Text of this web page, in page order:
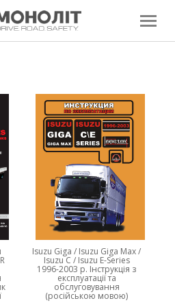
Isuzu Giga / Isuzu Giga Max /
Isuzu C / Isuzu E-Series
1996-2003 р. Інструкція з
експлуатації та
обслуговування
(російською мовою)